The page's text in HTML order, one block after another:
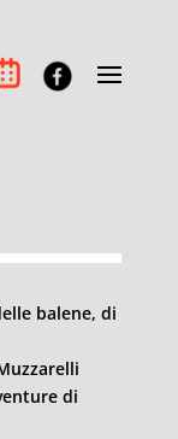
balene, di
di